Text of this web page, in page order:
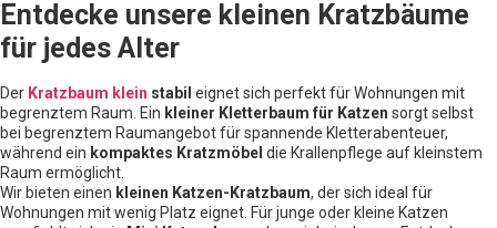
Entdecke unsere kleinen Kratzbäume
für jedes Alter
Der Kratzbaum klein stabil eignet sich perfekt für Wohnungen mit
begrenztem Raum. Ein kleiner Kletterbaum für Katzen sorgt selbst
bei begrenztem Raumangebot für spannende Kletterabenteuer,
während ein kompaktes Kratzmöbel die Krallenpflege auf kleinstem
Raum ermöglicht.
Wir bieten einen kleinen Katzen-Kratzbaum, der sich ideal für
Wohnungen mit wenig Platz eignet. Für junge oder kleine Katzen